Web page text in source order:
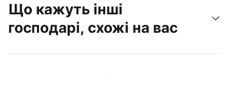
Що кажуть інші
господарі, схожі на вас
Приєднуйтеся до господарів, схожих на вас